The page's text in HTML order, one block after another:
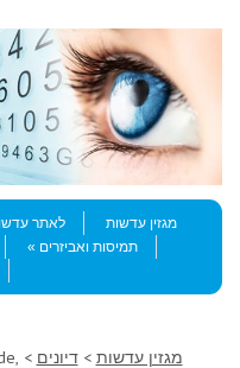
Menu
Skip to content
מגזין עדשות
לאתר
תמיסות ואביזרים
מגזין עדשות >דיונים